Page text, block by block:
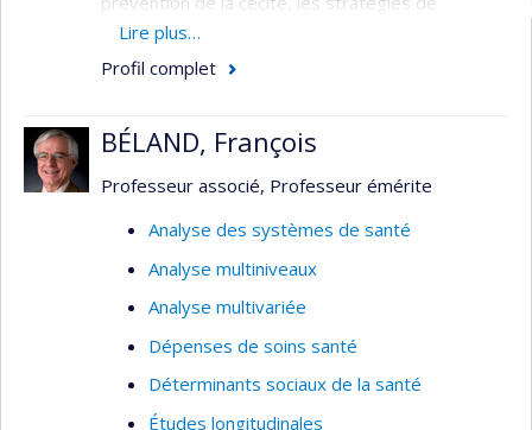
dépistage en ophtalmologie et l’étude des
maladies oculaires infectieuses et inflammatoires.
médecine et une spécialité en ophtalmologie. Elle
enseigne aussi au Département de médecine
sociale et préventive de l’École de santé publique
de l’Université de Montréal (ESPUM), ainsiq qu'à
Thèmes de recherche
Accessibilité aux services de santé
ophtalmologiques dans différents
Lire plus…
Profil complet
BÉLAND, François
Professeur associé, Professeur émérite
Analyse des systèmes de santé
Analyse multiniveaux
Analyse multivariée
Dépenses de soins santé
Déterminants sociaux de la santé
Études longitudinales